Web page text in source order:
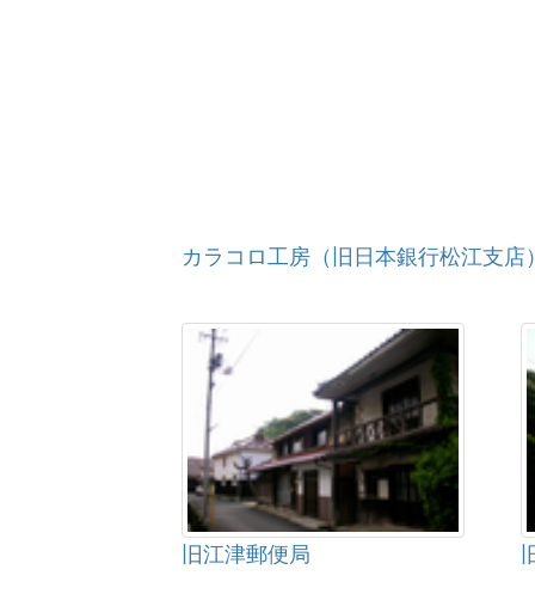
カラコロ工房（旧日本銀行松江支店
旧江津郵便局